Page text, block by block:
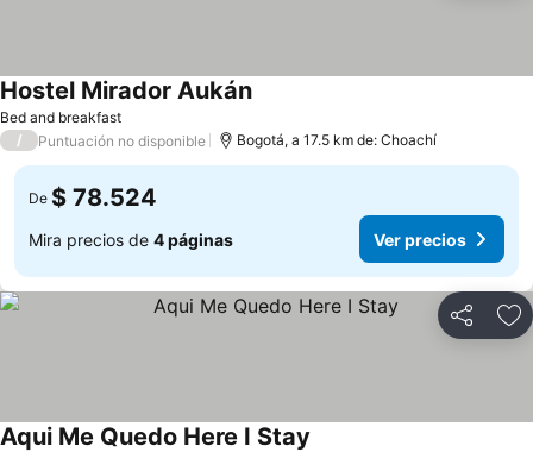
Bed and breakfast
Hostel Mirador Aukán
/ Puntuación no disponible Bogotá, a 17.5 km de: Choachí
De $ 78.524
Mira precios de 4 páginas Ver precios
Compartir
Aqui Me Quedo Here I Stay